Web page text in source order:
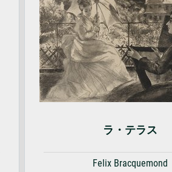
ラ・テラス
Felix Bracquemond